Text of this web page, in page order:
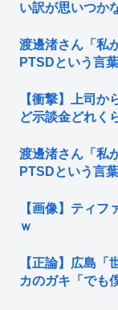
い訳が思いつか
渡邊渚さん「私
PTSDという言
【衝撃】上司
ど示談金どれく
渡邊渚さん「私
PTSDという言
【画像】ティフ
ｗ
【正論】広島「
カのガキ「でも